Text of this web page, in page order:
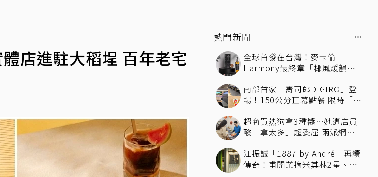
店進駐大稻埕 百年老宅
熱門新聞
全球首發在台灣！麥卡倫
Harmony最終章「椰風煖韻」
南部首家「壽司郎DIGIRO」登
場！150公分巨幕點餐 限時「生
超商買熱狗拿3種醬…她遭店員
酸「拿太多」超委屈 兩派網友
江振誠「1887 by André」再續
傳奇！甫開業摘米其林2星、年